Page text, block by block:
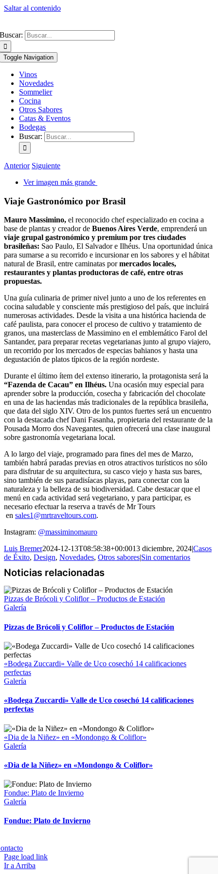
Saltar al contenido
Buscar:
Toggle Navigation
Vinos
Novedades
Sommelier
Cocina
Otros Sabores
Catas & Eventos
Bodegas
Buscar:
Anterior Siguiente
Ver imagen más grande
Viaje Gastronómico por Brasil
Mauro Massimino, el reconocido chef especializado en cocina a
base de plantas y creador de Buenos Aires Verde, emprenderá un
viaje grupal gastronómico y premium por tres ciudades
brasileñas: Sao Paulo, El Salvador e Ilhéus. Una oportunidad única
para sumarse a su recorrido e incursionar en los sabores y el hábitat
natural de Brasil, entre caminatas pormercados locales,
restaurantes y plantas productoras de café, entre otras
propuestas.
Una guía culinaria de primer nivel junto a uno de los referentes en
cocina saludable y consciente más prestigioso del país, que incluirá
numerosas actividades. Desde la visita a una histórica hacienda de
café paulista, para conocer el proceso de cultivo y tratamiento de
granos, una masterclass de Massimino en el emblemático Farol del
Santander, para preparar recetas vegetarianas junto al grupo viajero,
un recorrido por los mercados de especias bahianos y hasta una
degustación de platos típicos de la región nordeste.
Durante el último ítem del extenso itinerario, la protagonista será la
“Fazenda de Cacau” en Ilhéus. Una ocasión muy especial para
aprender sobre la producción, cosecha y fabricación del chocolate
en una de las haciendas más tradicionales de la república brasileña,
que data del siglo XIV. Otro de los puntos fuertes será un encuentro
con la destacada chef Dani Fasanha, propietaria del restaurante de la
Pousada Morro dos Navegantes, quien ofrecerá una clase inaugural
sobre gastronomía vegetariana local.
A lo largo del viaje, programado para fines del mes de Marzo,
también habrá paradas previas en otros atractivos turísticos no sólo
para disfrutar de su arquitectura, su casco viejo y hasta sus bares,
sino también de sus paradisíacas playas, para conectar con la
naturaleza y la belleza de su biodiversidad. Cabe destacar que el
menú en cada actividad será vegetariano, y para participar, es
necesario efectuar la reserva a través de Mr Tours
en sales1@mrtraveltours.com.
Instagram: @massiminomauro
Luis Bremer2024-12-13T08:58:38+00:0013 diciembre, 2024|Casos
de Éxito, Design, Novedades, Otros sabores|Sin comentarios
Pizzas de Brócoli y Coliflor – Productos de Estación
Galería
Pizzas de Brócoli y Coliflor – Productos de Estación
«Bodega Zuccardi» Valle de Uco cosechó 14 calificaciones
perfectas
Galería
«Bodega Zuccardi» Valle de Uco cosechó 14 calificaciones
perfectas
«Dia de la Niñez» en «Mondongo & Coliflor»
Galería
«Dia de la Niñez» en «Mondongo & Coliflor»
Fondue: Plato de Invierno
Galería
Fondue: Plato de Invierno
Page load link
Ir a Arriba